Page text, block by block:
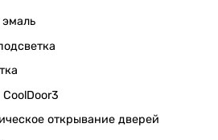
открывание дверей